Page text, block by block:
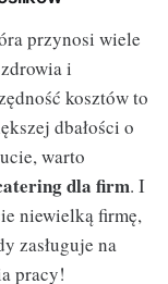
przynosi wiele
i
kosztów to
dbałości o
warto
dla firm. I
niewielką firmę,
zasługuje na
pracy!